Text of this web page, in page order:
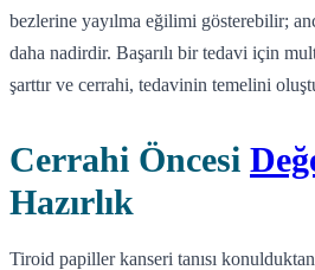
bezlerine yayılma eğilimi gösterebilir;
daha nadirdir. Başarılı bir tedavi için
şarttır ve cerrahi, tedavinin temelini
Cerrahi Öncesi
Hazırlık
Tiroid papiller kanseri tanısı